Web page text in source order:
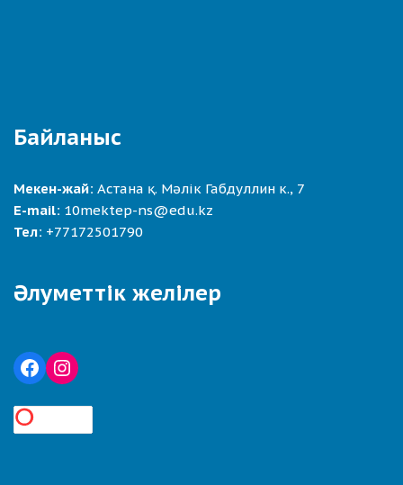
Байланыс
Мекен-жай: Астана қ. Мәлік Габдуллин к., 7
E-mail: 10mektep-ns@edu.kz
Тел: +77172501790
Әлуметтік желілер